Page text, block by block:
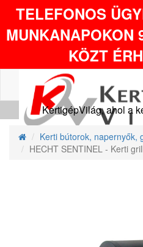
TELEFONOS
MUNKANAPOKON
KÖZT
KertigépVilág, ahol a
Kerti bútorok, napernyők,
HECHT SENTINEL - Kerti grill